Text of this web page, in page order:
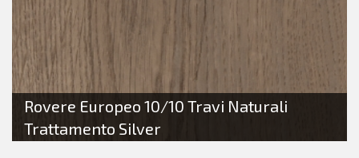
Rovere Europeo 10/10 Travi Naturali
Trattamento Silver